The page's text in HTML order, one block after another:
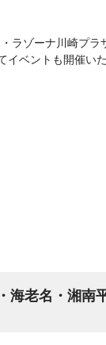
ラゾーナ川崎プラ
ベントも開催いた
海老名・湘